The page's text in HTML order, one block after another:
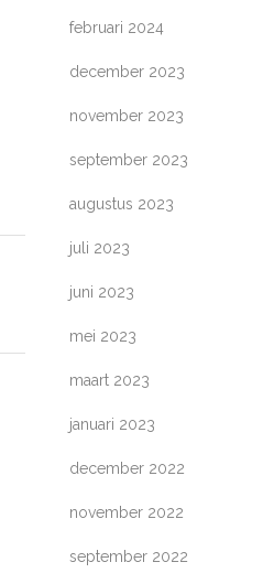
februari 2024
december 2023
november 2023
september 2023
augustus 2023
juli 2023
juni 2023
mei 2023
maart 2023
januari 2023
december 2022
november 2022
september 2022